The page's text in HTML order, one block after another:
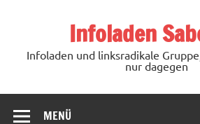
Infoladen
Infoladen und linksradikale
nur dagegen
MENÜ